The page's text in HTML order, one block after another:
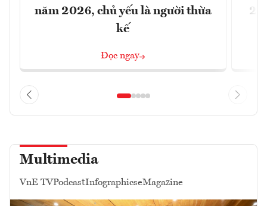
năm 2026, chủ yếu là người thừa
kế
Đọc ngay
Multimedia
VnE TVPodcastInfographicseMagazine